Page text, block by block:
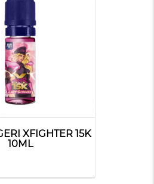
XFIGHTER 15K
10ML